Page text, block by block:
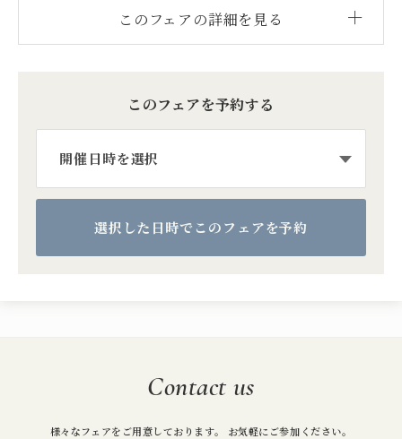
このフェアの詳細を見る
このフェアを予約する
Contact us
様々なフェアをご用意しております。 お気軽にご参加ください。